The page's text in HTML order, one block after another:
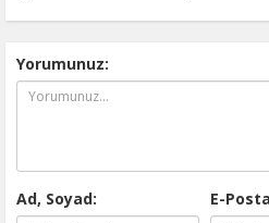
Yorumunuz:
Ad, Soyad: E-